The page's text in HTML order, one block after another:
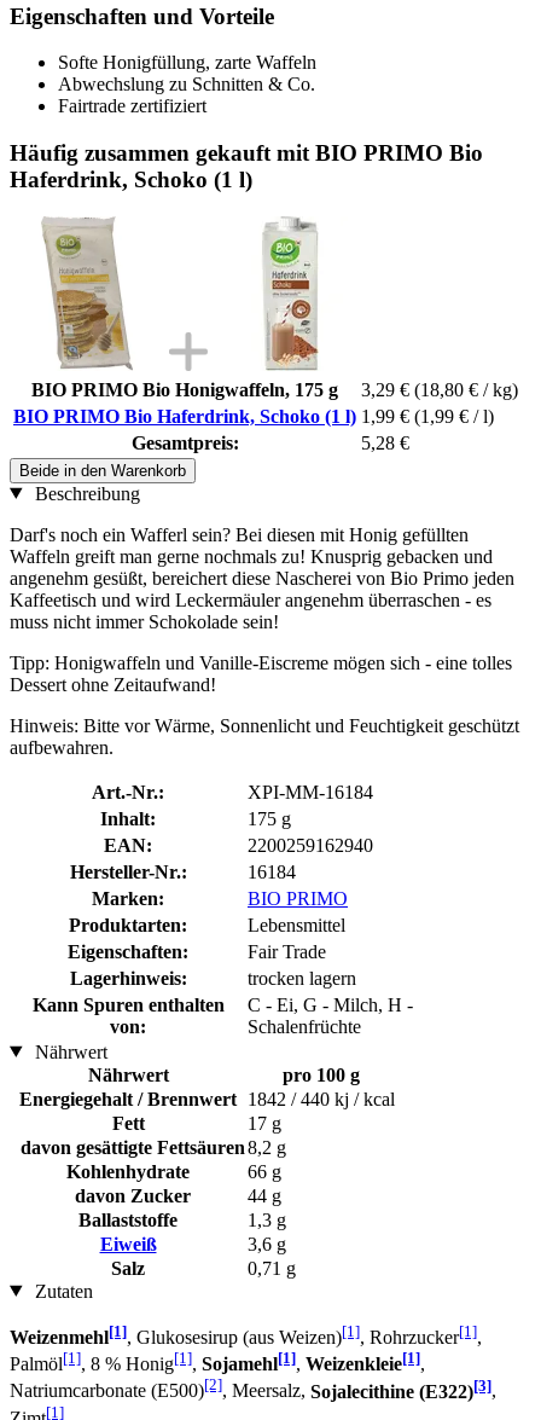
Eigenschaften und Vorteile
Softe Honigfüllung, zarte Waffeln
Abwechslung zu Schnitten & Co.
Fairtrade zertifiziert
Häufig zusammen gekauft mit BIO PRIMO Bio
Haferdrink, Schoko (1 l)
BIO PRIMO Bio Honigwaffeln, 175 g 3,29 € (18,80 € / kg)
BIO PRIMO Bio Haferdrink, Schoko (1 l) 1,99 € (1,99 € / l)
Gesamtpreis:
5,28 €
Beide in den Warenkorb
Beschreibung
Darf's noch ein Wafferl sein? Bei diesen mit Honig gefüllten
Waffeln greift man gerne nochmals zu! Knusprig gebacken und
angenehm gesüßt, bereichert diese Nascherei von Bio Primo jeden
Kaffeetisch und wird Leckermäuler angenehm überraschen - es
muss nicht immer Schokolade sein!
Tipp: Honigwaffeln und Vanille-Eiscreme mögen sich - eine tolles
Dessert ohne Zeitaufwand!
Hinweis: Bitte vor Wärme, Sonnenlicht und Feuchtigkeit geschützt
aufbewahren.
Art.-Nr.:
XPI-MM-16184
Inhalt:
175 g
EAN:
2200259162940
Hersteller-Nr.:
16184
Marken:
BIO PRIMO
Produktarten:
Lebensmittel
Eigenschaften:
Fair Trade
Lagerhinweis:
trocken lagern
Kann Spuren enthalten
von:
C - Ei, G - Milch, H -
Schalenfrüchte
Nährwert
Nährwert
pro 100 g
Energiegehalt / Brennwert 1842 / 440 kj / kcal
Fett
17 g
davon gesättigte Fettsäuren8,2 g
Kohlenhydrate
66 g
davon Zucker
44 g
Ballaststoffe
1,3 g
Eiweiß
3,6 g
Salz
0,71 g
Zutaten
Weizenmehl[1], Glukosesirup (aus Weizen)[1], Rohrzucker[1],
Palmöl[1], 8 % Honig[1], Sojamehl[1], Weizenkleie[1],
Natriumcarbonate (E500)[2], Meersalz, Sojalecithine (E322)[3],
[1]